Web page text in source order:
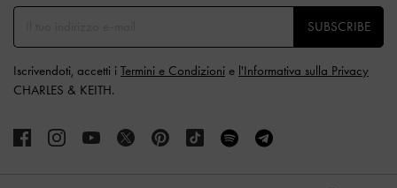
SUBSCRIBE
Iscrivendoti, accetti i Termini e Condizioni e l'Informativa sulla Privacy
CHARLES & KEITH.